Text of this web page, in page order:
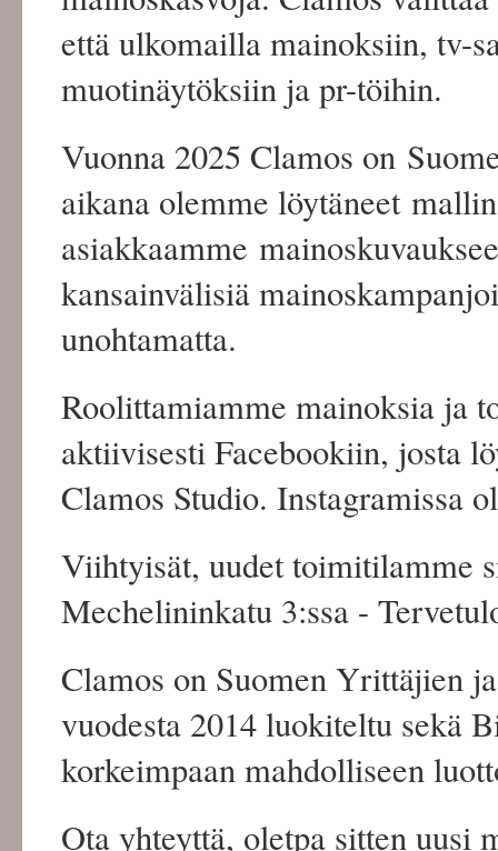
että ulkomailla mainoksiin, tv-
muotinäytöksiin ja pr-töihin.
Vuonna 2025 Clamos on
aikana olemme löytäneet
asiakkaamme
kansainvälisiä
unohtamatta.
Roolittamiamme mainoksia ja
aktiivisesti Facebookiin, josta
Clamos Studio. Instagramissa
Viihtyisät, uudet toimitilamme
Mechelininkatu 3:ssa -
Clamos on Suomen Yrittäjien
vuodesta 2014 luokiteltu sekä
korkeimpaan mahdolliseen
Ota yhteyttä, oletpa sitten uusi